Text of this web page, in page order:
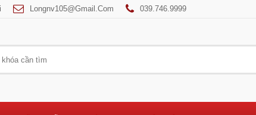
Longnv105@gmail.com 039.746.9999